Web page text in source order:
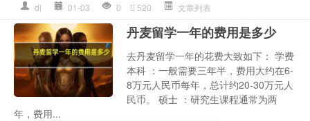
dl 01-03 0 520 文章列表
丹麦留学一年的费用是多少
去丹麦留学一年的花费大致如下： 学费
本科 ：一般需要三年半，费用大约在6-
8万元人民币每年，总计约20-30万元人
民币。 硕士 ：研究生课程通常为两
年，费用...